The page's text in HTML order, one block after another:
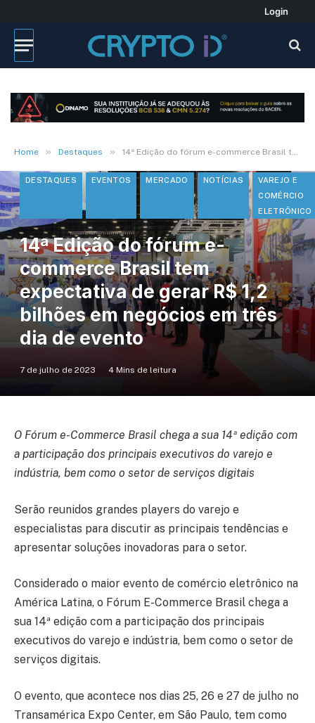
Login
Home » Destaques » 14ª Edição do fórum e-commerce Brasil tem expectativa de gerar R$ 1,2 bilhões em negócios em três dia de evento
DESTAQUES EVENTOS MERCADO NOTÍCIAS
VAREJO E
COMÉRCIO
ELETRÔNICO
14ª Edição do fórum e-
commerce Brasil tem
expectativa de gerar R$ 1,2
bilhões em negócios em três
dia de evento
7 de julho de 2023 4 Mins de leitura
O Fórum e-Commerce Brasil chega a sua 14ª edição com
a participação dos principais executivos do varejo e
indústria, bem como o setor de serviços digitais
Serão reunidos grandes players do varejo e
especialistas para discutir as principais tendências e
apresentar soluções inovadoras para o setor.
Considerado o maior evento de comércio eletrônico na
América Latina, o Fórum E-Commerce Brasil chega a
sua 14ª edição com a participação dos principais
executivos do varejo e indústria, bem como o setor de
serviços digitais.
O evento, que acontece nos dias 25, 26 e 27 de julho no
Transamérica Expo Center, em São Paulo, tem como